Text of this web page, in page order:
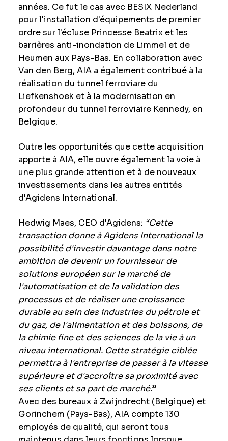
années. Ce fut le cas avec BESIX Nederland
pour l'installation d'équipements de premier
ordre sur l'écluse Princesse Beatrix et les
barrières anti-inondation de Limmel et de
Heumen aux Pays-Bas. En collaboration avec
Van den Berg, AIA a également contribué à la
réalisation du tunnel ferroviare du
Liefkenshoek et à la modernisation en
profondeur du tunnel ferroviaire Kennedy, en
Belgique.
Outre les opportunités que cette acquisition
apporte à AIA, elle ouvre également la voie à
une plus grande attention et à de nouveaux
investissements dans les autres entités
d'Agidens International.
Hedwig Maes, CEO d'Agidens: “Cette
transaction donne à Agidens International la
possibilité d'investir davantage dans notre
ambition de devenir un fournisseur de
solutions européen sur le marché de
l'automatisation et de la validation des
processus et de réaliser une croissance
durable au sein des industries du pétrole et
du gaz, de l'alimentation et des boissons, de
la chimie fine et des sciences de la vie à un
niveau international. Cette stratégie ciblée
permettra à l'entreprise de passer à la vitesse
supérieure et d'accroître sa proximité avec
ses clients et sa part de marché.”
Avec des bureaux à Zwijndrecht (Belgique) et
Gorinchem (Pays-Bas), AIA compte 130
employés de qualité, qui seront tous